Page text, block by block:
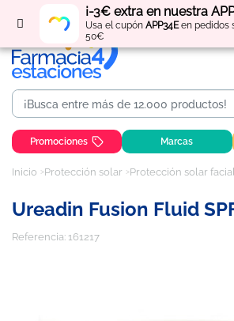
¡-3€ extra en nuestra
Usa el cupón APP34Een pedidos
50€
Regístratey obténpuntos por
Promociones Marcas
Inicio Protección solar Protección solar
Ureadin Fusion Fluid
Referencia: 161217